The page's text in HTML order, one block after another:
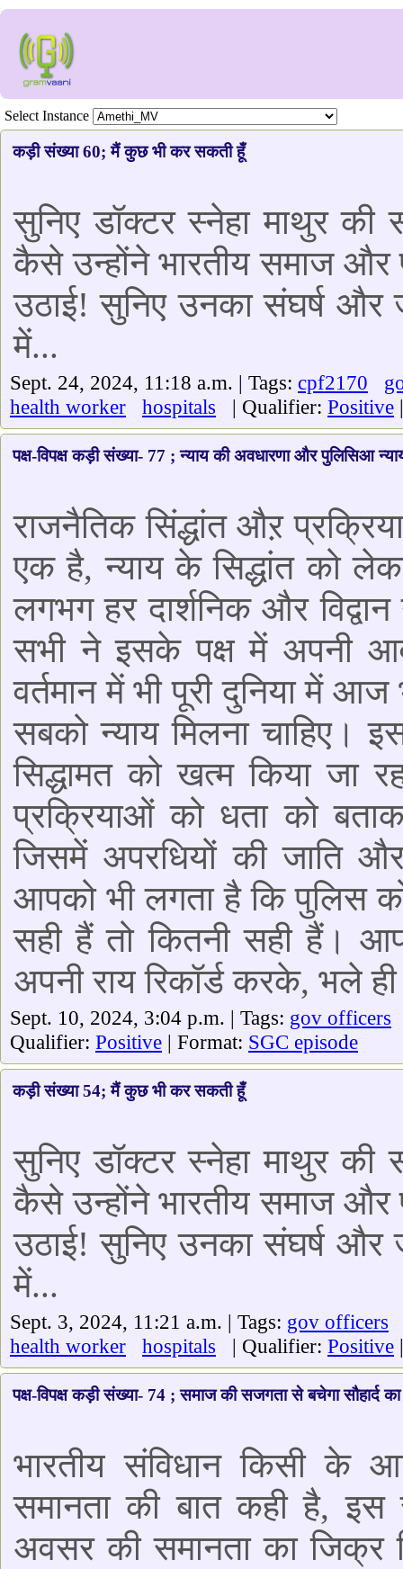
Select Instance
कड़ी संख्या 60; मैं कुछ भी कर सकती हूँ
सुनिए डॉक्टर स्नेहा माथुर
कैसे उन्होंने भारतीय समाज और
उठाई! सुनिए उनका संघर्ष और
में...
Sept. 24, 2024, 11:18 a.m. | Tags: cpf2170
health worker
hospitals | Qualifier: Positive
पक्ष-विपक्ष कड़ी संख्या- 77 ; न्याय की अवधारणा और पुलिसिआ
राजनैतिक सिंद्धांत औऱ
एक है, न्याय के सिद्धांत को
लगभग हर दार्शनिक और
सभी ने इसके पक्ष में अपनी
वर्तमान में भी पूरी दुनिया में आज
सबको न्याय मिलना
सिद्धामत को खत्म किया जा
प्रक्रियाओं को धता को
जिसमें अपरधियों की जाति
आपको भी लगता है कि पुलिस
सही हैं तो कितनी सही हैं।
अपनी राय रिकॉर्ड करके, भले ही
Sept. 10, 2024, 3:04 p.m. | Tags: gov officers
Qualifier: Positive | Format: SGC episode
कड़ी संख्या 54; मैं कुछ भी कर सकती हूँ
सुनिए डॉक्टर स्नेहा माथुर
कैसे उन्होंने भारतीय समाज और
उठाई! सुनिए उनका संघर्ष और
में...
Sept. 3, 2024, 11:21 a.m. | Tags: gov officers
health worker
hospitals | Qualifier: Positive
पक्ष-विपक्ष कड़ी संख्या- 74 ; समाज की सजगता से बचेगा सौहार्द का
भारतीय संविधान किसी
समानता की बात कही है, इस
अवसर की समानता का जिक्र